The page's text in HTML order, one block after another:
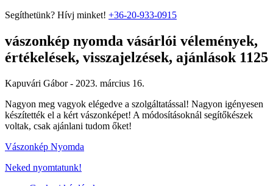
Segíthetünk? Hívj minket! +36-20-933-0915
vászonkép nyomda vásárlói vélemények,
értékelések, visszajelzések, ajánlások 1125
Kapuvári Gábor - 2023. március 16.
Nagyon meg vagyok elégedve a szolgáltatással! Nagyon igényesen
készítették el a kért vászonképet! A módosításoknál segítőkészek
voltak, csak ajánlani tudom őket!
Vászonkép Nyomda
Neked nyomtatunk!